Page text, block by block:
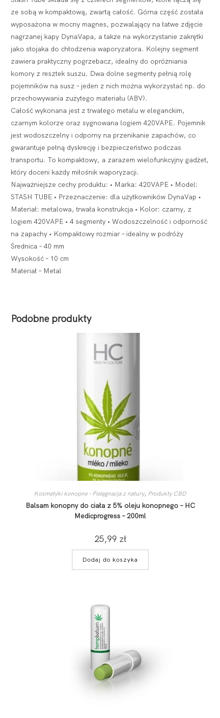
ze sobą w kompaktową, zwartą całość. Górna część została
wyposażona w mocny magnes, pozwalający na łatwe zdjęcie
nagrzanej kapy DynaVapa, a także na wykorzystanie zakrętki
jako stojaka do chłodzenia waporyzatora. Kolejny segment
zawiera praktyczny pogrzebacz, idealny do opróżniania
komory z resztek suszu. Dwa dolne segmenty pełnią rolę
pojemników na susz – jeden z nich można wykorzystać np. do
przechowywania zużytego materiału (ABV).
Całość wykonana jest z trwałego metalu w eleganckim,
czarnym kolorze oraz sygnowana logiem 420VAPE. Pojemnik
jest wodoszczelny i odporny na przenikanie zapachów, co
gwarantuje pełną dyskrecję i bezpieczeństwo podczas
transportu. To kompaktowy, a zarazem wielofunkcyjny gadżet,
który doceni każdy miłośnik waporyzacji.
Najważniejsze cechy produktu: • Marka: 420VAPE • Model:
STASH TUBE • Przeznaczenie: dla użytkowników DynaVap •
Materiał: metalowa, trwała konstrukcja • Kolor: czarny, z
logiem 420VAPE • 4 segmenty • Wodoszczelność i odporność
na zapachy • Kompaktowy rozmiar – idealny w podróży
Średnica – 40 mm
Wysokość – 10 cm
Materiał – Metal
Podobne produkty
Kosmetyki konopne – Pielęgnacja z natury, Produkty CBD
Balsam konopny do ciała z 5% oleju konopnego – HC
Medicprogress – 200ml
25,99 zł
Dodaj do koszyka